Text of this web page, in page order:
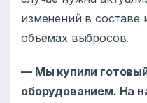
изменений в составе
объёмах выбросов.
— Мы купили
оборудованием. На